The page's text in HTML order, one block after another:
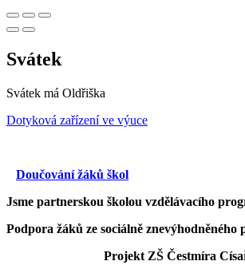
Svátek
Svátek má Oldřiška
Dotyková zařízení ve výuce
Doučování žáků škol
Jsme partnerskou školou vzdělávacího
Podpora žáků ze sociálně znevýhodněného
Projekt ZŠ Čestmíra